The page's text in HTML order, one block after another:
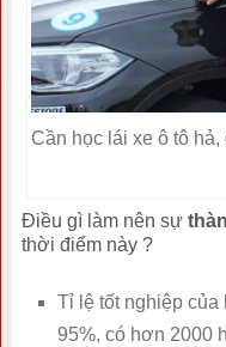
Cần học lái xe ô tô
Điều gì làm nên sự
thời điểm này ?
Tỉ lệ tốt nghiệp của
95%, có hơn 2000